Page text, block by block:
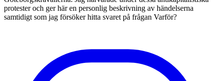
protester och ger här en personlig beskrivning av händelserna
samtidigt som jag försöker hitta svaret på frågan Varför?